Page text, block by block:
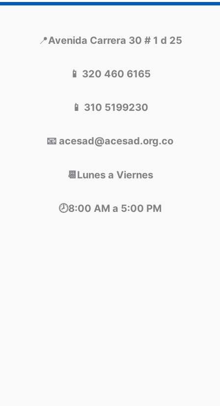
📍Avenida Carrera 30 # 1 d 25
📱 320 460 6165
📱 310 5199230
📧 acesad@acesad.org.co
📆Lunes a Viernes
🕗8:00 AM a 5:00 PM